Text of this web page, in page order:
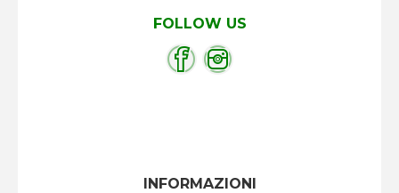
FOLLOW US
INFORMAZIONI